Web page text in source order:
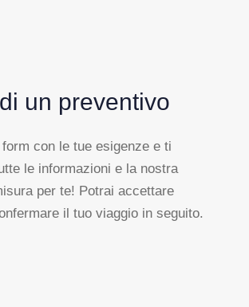
un preventivo
con le tue esigenze e ti
le informazioni e la nostra
per te! Potrai accettare
il tuo viaggio in seguito.